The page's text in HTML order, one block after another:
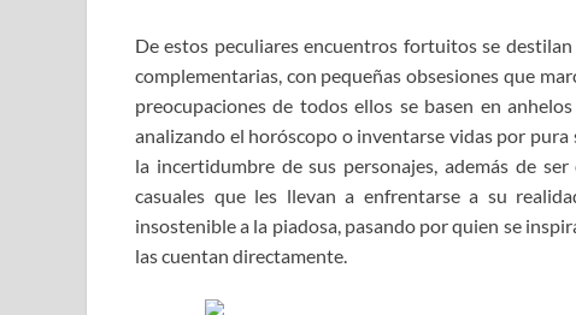
De estos peculiares encuentros fortuitos se
complementarias, con pequeñas obsesiones que
preocupaciones de todos ellos se basen en
analizando el horóscopo o inventarse vidas por
la incertidumbre de sus personajes, además de
casuales que les llevan a enfrentarse a su
insostenible a la piadosa, pasando por quien se
las cuentan directamente.